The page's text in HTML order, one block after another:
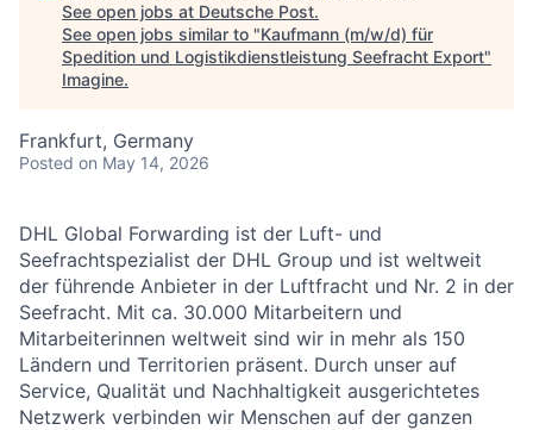
See open jobs at Deutsche Post.
See open jobs similar to "Kaufmann (m/w/d) für
Spedition und Logistikdienstleistung Seefracht Export"
Imagine.
Frankfurt, Germany
Posted on May 14, 2026
DHL Global Forwarding ist der Luft- und
Seefrachtspezialist der DHL Group und ist weltweit
der führende Anbieter in der Luftfracht und Nr. 2 in der
Seefracht. Mit ca. 30.000 Mitarbeitern und
Mitarbeiterinnen weltweit sind wir in mehr als 150
Ländern und Territorien präsent. Durch unser auf
Service, Qualität und Nachhaltigkeit ausgerichtetes
Netzwerk verbinden wir Menschen auf der ganzen